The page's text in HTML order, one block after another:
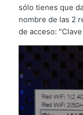
sólo tienes que
nombre de las 2
de acceso: